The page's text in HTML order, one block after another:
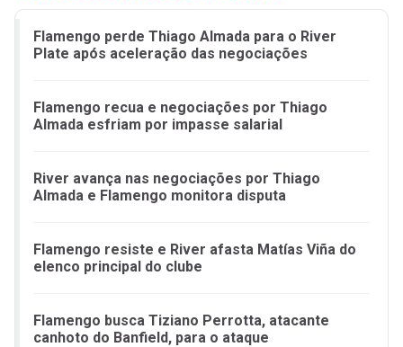
Flamengo perde Thiago Almada para o River
Plate após aceleração das negociações
Flamengo recua e negociações por Thiago
Almada esfriam por impasse salarial
River avança nas negociações por Thiago
Almada e Flamengo monitora disputa
Flamengo resiste e River afasta Matías Viña do
elenco principal do clube
Flamengo busca Tiziano Perrotta, atacante
canhoto do Banfield, para o ataque